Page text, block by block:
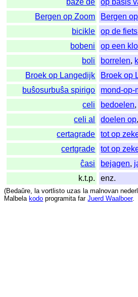
baze de
op basis
Bergen op Zoom
Bergen
bicikle
op de fiets
bobeni
op een
boli
borrelen,
Broek op Langedijk
Broek op
buŝosurbuŝa spirigo
mond-op-
celi
bedoelen,
celi al
doelen op
certagrade
tot op
certgrade
tot op
ĉasi
bejagen,
k.t.p.
enz.
(Bedaŭre, la vortlisto uzas la malnovan
Malbela kodo programita far Juerd Waalboer.